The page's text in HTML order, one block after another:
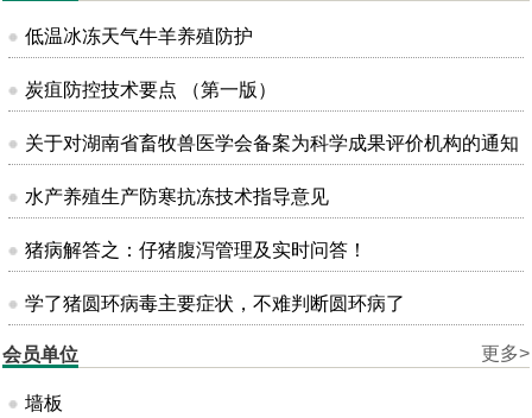
低温冰冻天气牛羊养殖防护
炭疽防控技术要点 （第一版）
关于对湖南省畜牧兽医学会备案为科学成果评价机构的通知
水产养殖生产防寒抗冻技术指导意见
猪病解答之：仔猪腹泻管理及实时问答！
学了猪圆环病毒主要症状，不难判断圆环病了
更多>
会员单位
墙板